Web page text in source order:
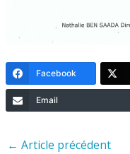
Facebook
Email
← Article précédent